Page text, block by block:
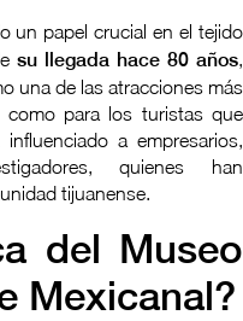
un papel crucial en el tejido
su llegada hace 80 años,
una de las atracciones más
como para los turistas que
a empresarios,
quienes han
tijuanense.
del Museo
Mexicanal?